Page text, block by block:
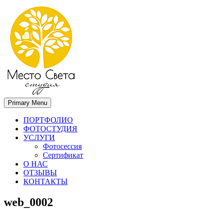
Место света. Свадебный фотограф в Орле Апальков Вячеслав
Свадебный фотограф в Орле
Primary Menu
ПОРТФОЛИО
ФОТОСТУДИЯ
УСЛУГИ
Фотосессия
Сертификат
О НАС
ОТЗЫВЫ
КОНТАКТЫ
web_0002